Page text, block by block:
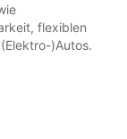
flexiblen
)Autos.